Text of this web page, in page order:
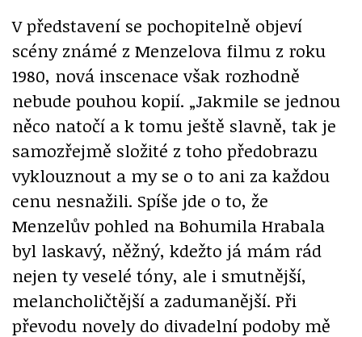
V představení se pochopitelně objeví
scény známé z Menzelova filmu z roku
1980, nová inscenace však rozhodně
nebude pouhou kopií. „Jakmile se jednou
něco natočí a k tomu ještě slavně, tak je
samozřejmě složité z toho předobrazu
vyklouznout a my se o to ani za každou
cenu nesnažili. Spíše jde o to, že
Menzelův pohled na Bohumila Hrabala
byl laskavý, něžný, kdežto já mám rád
nejen ty veselé tóny, ale i smutnější,
melancholičtější a zadumanější. Při
převodu novely do divadelní podoby mě